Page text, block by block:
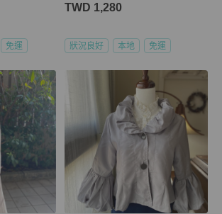
免運
TWD 1,280
狀況良好 本地 免運